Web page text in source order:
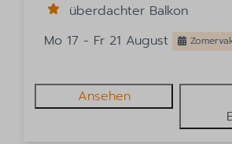
überdachter Balkon
Mo 17 - Fr 21 August
Ansehen